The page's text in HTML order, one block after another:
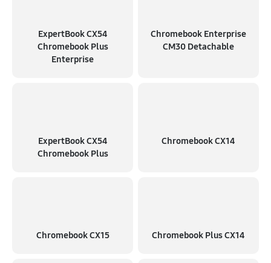
ExpertBook CX54
Chromebook Plus
Enterprise
Chromebook Enterprise
CM30 Detachable
ExpertBook CX54
Chromebook Plus
Chromebook CX14
Chromebook CX15 Chromebook Plus CX14